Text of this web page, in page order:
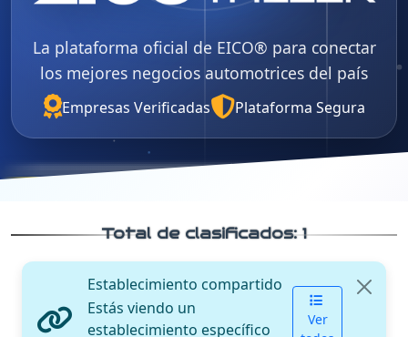
La plataforma oficial de EICO® para conectar
los mejores negocios automotrices del país
Empresas Verificadas Plataforma Segura
Total de clasificados:1
Establecimiento compartido
Estás viendo un
establecimiento específico
Ver